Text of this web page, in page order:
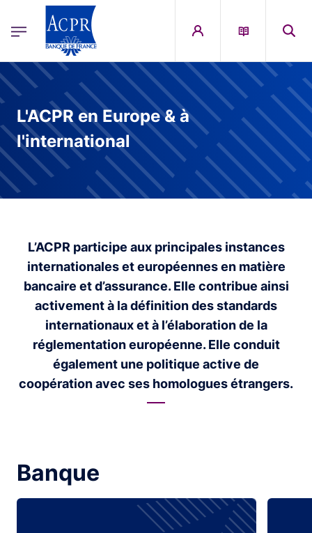
ACPR Menu Principal (French)
L'ACPR en Europe & à
l'international
L’ACPR participe aux principales instances
internationales et européennes en matière
bancaire et d’assurance. Elle contribue ainsi
activement à la définition des standards
internationaux et à l’élaboration de la
réglementation européenne. Elle conduit
également une politique active de
coopération avec ses homologues étrangers.
Banque